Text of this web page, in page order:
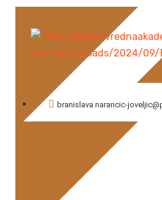
Milomir
branislava.narancic-
Branislava